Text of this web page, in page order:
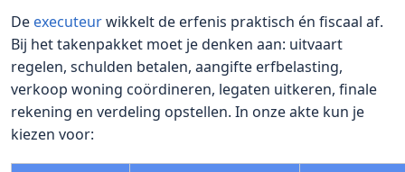
De executeurwikkelt de erfenis praktisch én fiscaal af.
Bij het takenpakket moet je denken aan: uitvaart
regelen, schulden betalen, aangifte erfbelasting,
verkoop woning coördineren, legaten uitkeren, finale
rekening en verdeling opstellen. In onze akte kun je
kiezen voor: